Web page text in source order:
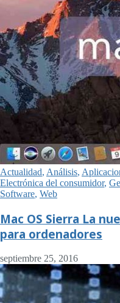
Actualidad, Análisis,
Electrónica del consumidor,
Software, Web
Mac OS Sierra La
para ordenadores
septiembre 25, 2016